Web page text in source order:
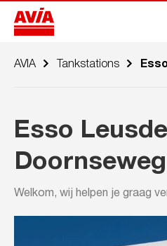
AVIA Tankstations
Esso
Doornseweg
Welkom, wij helpen je graag